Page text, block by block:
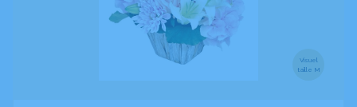
Visuel
taille M